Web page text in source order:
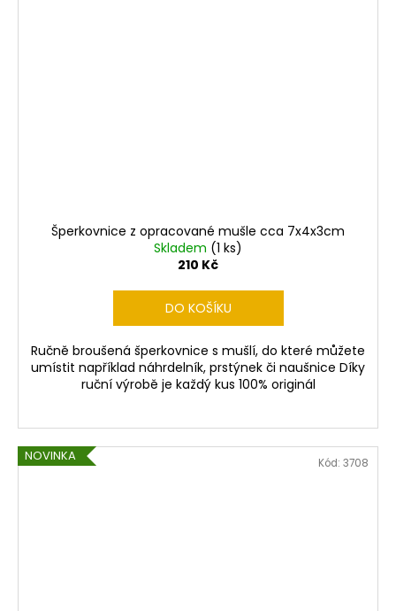
Šperkovnice z opracované mušle cca 7x4x3cm
Skladem (1 ks)
210 Kč
DO KOŠÍKU
Ručně broušená šperkovnice s mušlí, do které můžete
umístit například náhrdelník, prstýnek či naušnice Díky
ruční výrobě je každý kus 100% originál
NOVINKA Kód: 3708